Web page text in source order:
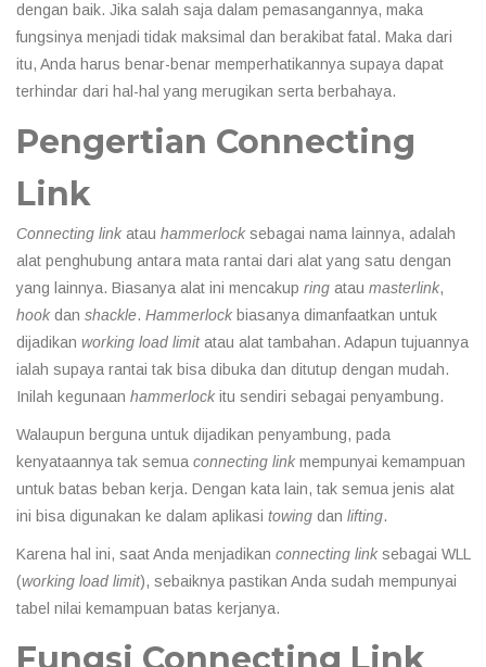
dengan baik. Jika salah saja dalam pemasangannya, maka
fungsinya menjadi tidak maksimal dan berakibat fatal. Maka dari
itu, Anda harus benar-benar memperhatikannya supaya dapat
terhindar dari hal-hal yang merugikan serta berbahaya.
Pengertian Connecting
Link
Connecting link atau hammerlock sebagai nama lainnya, adalah
alat penghubung antara mata rantai dari alat yang satu dengan
yang lainnya. Biasanya alat ini mencakup ring atau masterlink,
hook dan shackle. Hammerlock biasanya dimanfaatkan untuk
dijadikan working load limitatau alat tambahan. Adapun tujuannya
ialah supaya rantai tak bisa dibuka dan ditutup dengan mudah.
Inilah kegunaan hammerlock itu sendiri sebagai penyambung.
Walaupun berguna untuk dijadikan penyambung, pada
kenyataannya tak semua connecting link mempunyai kemampuan
untuk batas beban kerja. Dengan kata lain, tak semua jenis alat
ini bisa digunakan ke dalam aplikasi towing dan lifting.
Karena hal ini, saat Anda menjadikan connecting link sebagai WLL
(working load limit), sebaiknya pastikan Anda sudah mempunyai
tabel nilai kemampuan batas kerjanya.
Fungsi Connecting Link